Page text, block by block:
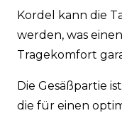
Kordel kann die
werden, was
Tragekomfort
Die Gesäßpartie
die für einen